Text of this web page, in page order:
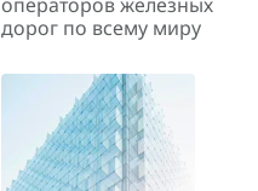
дорог по всему миру